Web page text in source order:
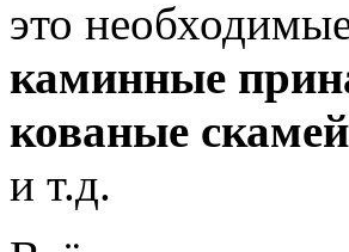
это
каминные
кованые
и т.д.